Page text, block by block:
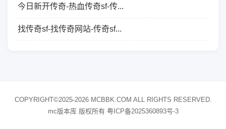
今日新开传奇-热血传奇sf-传...
找传奇sf-找传奇网站-传奇sf...
COPYRIGHT©2025-2026 MCBBK.COM ALL RIGHTS RESERVED.
mc版本库 版权所有 粤ICP备2025360893号-3